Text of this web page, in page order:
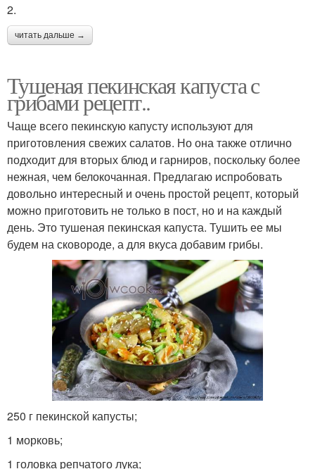
2.
читать дальше →
Тушеная пекинская капуста с
грибами рецепт..
Чаще всего пекинскую капусту используют для
приготовления свежих салатов. Но она также отлично
подходит для вторых блюд и гарниров, поскольку более
нежная, чем белокочанная. Предлагаю испробовать
довольно интересный и очень простой рецепт, который
можно приготовить не только в пост, но и на каждый
день. Это тушеная пекинская капуста. Тушить ее мы
будем на сковороде, а для вкуса добавим грибы.
250 г пекинской капусты;
1 морковь;
1 головка репчатого лука;